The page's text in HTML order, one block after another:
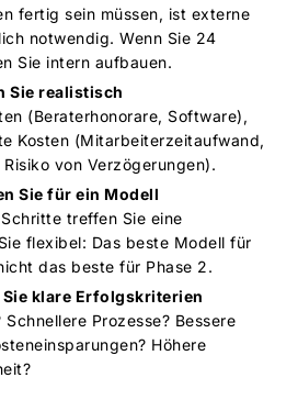
fertig sein müssen, ist externe
notwendig. Wenn Sie 24
Sie intern aufbauen.
Sie realistisch
(Beraterhonorare, Software),
Kosten (Mitarbeiterzeitaufwand,
von Verzögerungen).
Sie für ein Modell
treffen Sie eine
flexibel: Das beste Modell für
das beste für Phase 2.
klare Erfolgskriterien
Prozesse? Bessere
Höhere